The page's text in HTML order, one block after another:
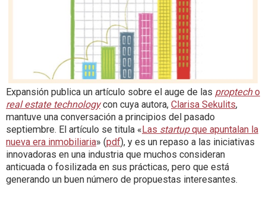
Expansión publica un artículo sobre el auge de las proptecho
real estate technologycon cuya autora, Clarisa Sekulits,
mantuve una conversación a principios del pasado
septiembre. El artículo se titula «Las startupque apuntalan la
nueva era inmobiliaria» (pdf), y es un repaso a las iniciativas
innovadoras en una industria que muchos consideran
anticuada o fosilizada en sus prácticas, pero que está
generando un buen número de propuestas interesantes.